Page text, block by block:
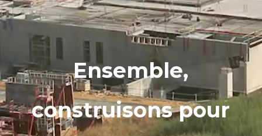
Ensemble,
construisons pour